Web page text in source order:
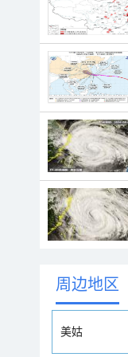
周边地区
美姑